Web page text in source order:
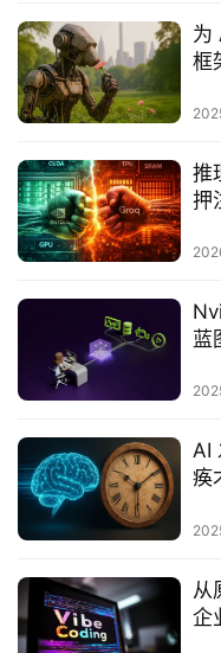
为
框
推
押
蓝
AI
痪
从
企